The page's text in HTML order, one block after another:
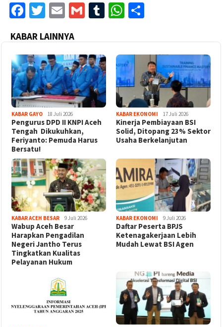
Facebook
Twitter
EmailGmailTumblrWhatsApp
KABAR LAINNYA
KABAR GAYO 18 Juli 2026
‎Pengurus DPD II KNPI Aceh
Tengah Dikukuhkan,
Feriyanto: Pemuda Harus
Bersatu!
KABAR EKONOMI 17 Juli 2026
Kinerja Pembiayaan BSI
Solid, Ditopang 23% Sektor
Usaha Berkelanjutan
KABAR ACEH BESAR 9 Juli 2026
Wabup Aceh Besar
Harapkan Pengadilan
Negeri Jantho Terus
Tingkatkan Kualitas
Pelayanan Hukum
KABAR EKONOMI 9 Juli 2026
Daftar Peserta BPJS
Ketenagakerjaan Lebih
Mudah Lewat BSI Agen